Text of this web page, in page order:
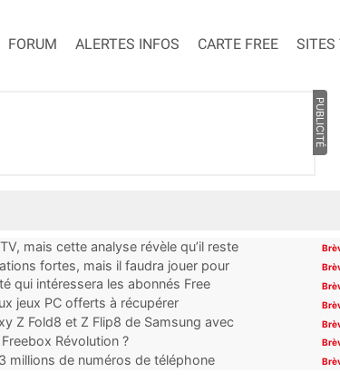
FORUM ALERTES INFOS CARTE FREE SITES
PUBLICITÉ
mais cette analyse révèle qu’il reste
fortes, mais il faudra jouer pour
qui intéressera les abonnés Free
jeux PC offerts à récupérer
Z Fold8 et Z Flip8 de Samsung avec
Révolution ?
millions de numéros de téléphone